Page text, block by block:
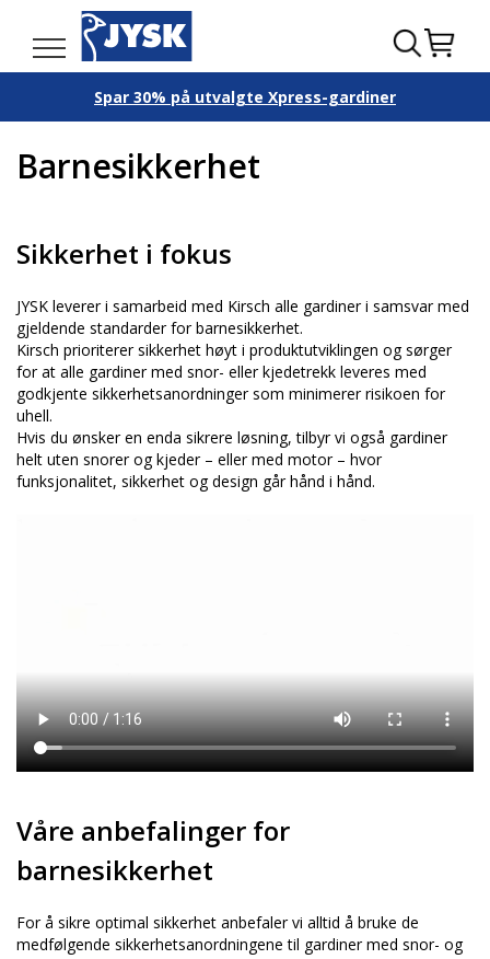
Spar 30% på utvalgte Xpress-gardiner
Barnesikkerhet
Sikkerhet i fokus
JYSK leverer i samarbeid med Kirsch alle gardiner i samsvar med
gjeldende standarder for barnesikkerhet.
Kirsch prioriterer sikkerhet høyt i produktutviklingen og sørger
for at alle gardiner med snor- eller kjedetrekk leveres med
godkjente sikkerhetsanordninger som minimerer risikoen for
uhell.
Hvis du ønsker en enda sikrere løsning, tilbyr vi også gardiner
helt uten snorer og kjeder – eller med motor – hvor
funksjonalitet, sikkerhet og design går hånd i hånd.
Våre anbefalinger for
barnesikkerhet
For å sikre optimal sikkerhet anbefaler vi alltid å bruke de
medfølgende sikkerhetsanordningene til gardiner med snor- og